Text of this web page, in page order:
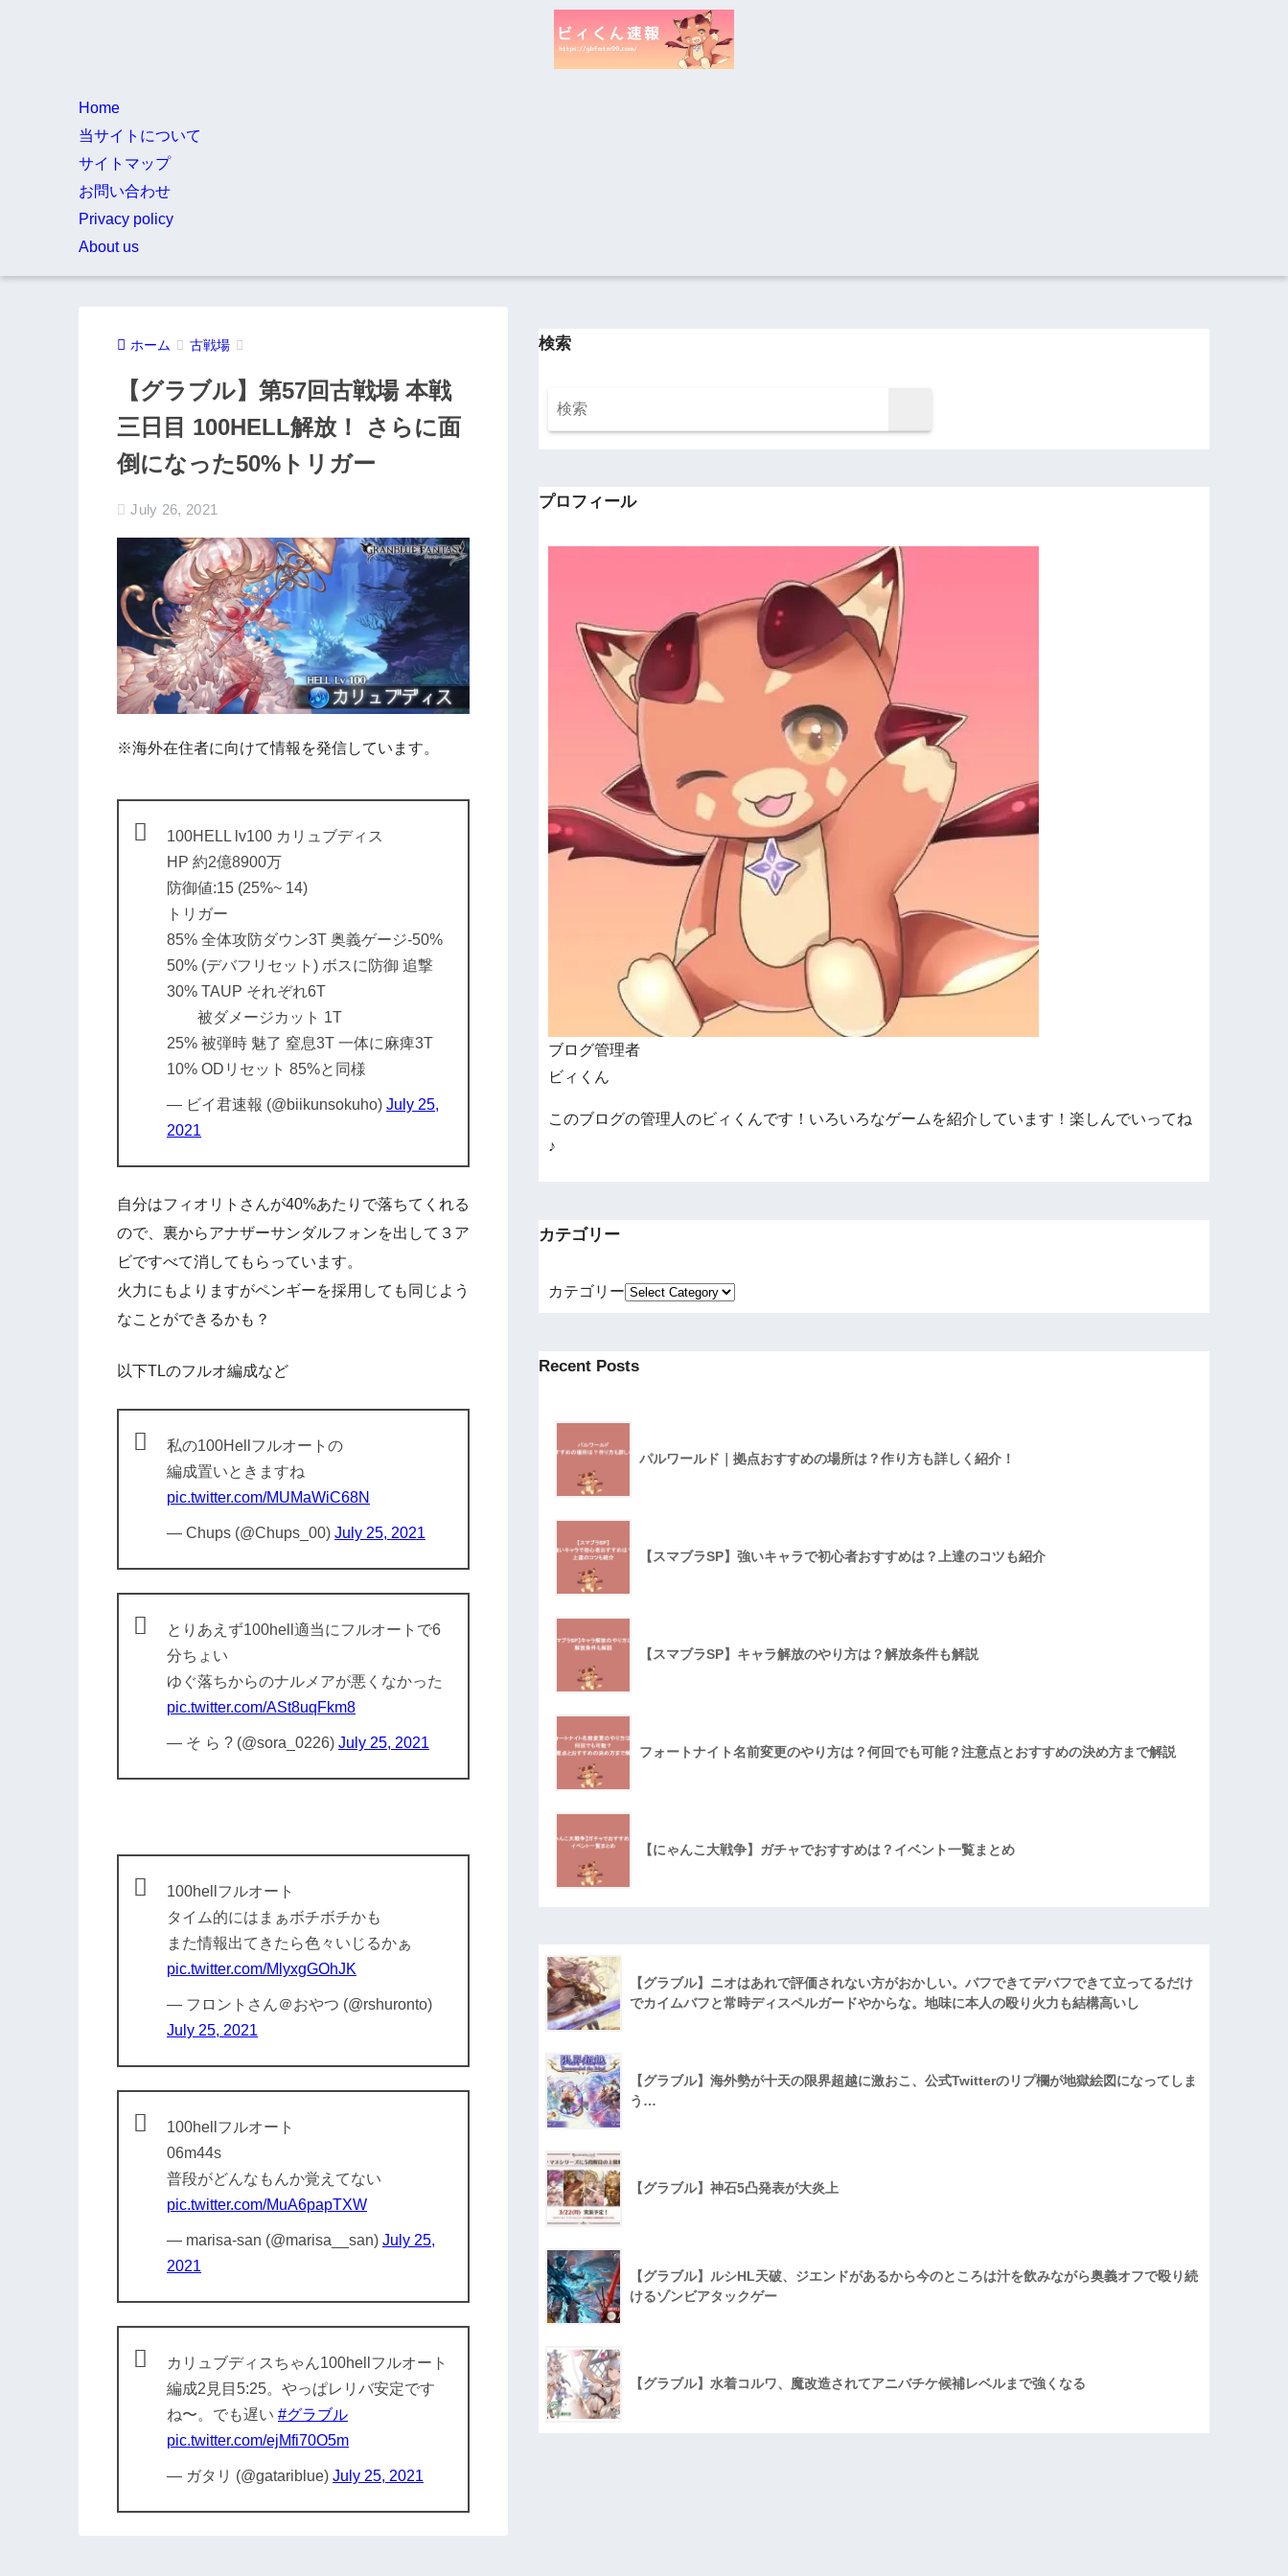
Home
当サイトについて
サイトマップ
お問い合わせ
Privacy policy
About us
ホーム 古戦場
【グラブル】第57回古戦場 本戦
三日目 100HELL解放！ さらに面
倒になった50%トリガー
July 26, 2021
※海外在住者に向けて情報を発信しています。
100HELL lv100 カリュブディス
HP 約2億8900万
防御値:15 (25%~ 14)
トリガー
85% 全体攻防ダウン3T 奥義ゲージ-50%
50% (デバフリセット) ボスに防御 追撃
30% TAUP それぞれ6T
被ダメージカット 1T
25% 被弾時 魅了 窒息3T 一体に麻痺3T
10% ODリセット 85%と同様
— ビイ君速報 (@biikunsokuho) July 25,
2021
自分はフィオリトさんが40%あたりで落ちてくれる
ので、裏からアナザーサンダルフォンを出して３ア
ビですべて消してもらっています。
火力にもよりますがペンギーを採用しても同じよう
なことができるかも？
以下TLのフルオ編成など
私の100Hellフルオートの
編成置いときますね
pic.twitter.com/MUMaWiC68N
— Chups (@Chups_00) July 25, 2021
とりあえず100hell適当にフルオートで6
分ちょい
ゆぐ落ちからのナルメアが悪くなかった
pic.twitter.com/ASt8uqFkm8
— そ ら ? (@sora_0226) July 25, 2021
100hellフルオート
タイム的にはまぁボチボチかも
また情報出てきたら色々いじるかぁ
pic.twitter.com/MlyxgGOhJK
— フロントさん＠おやつ (@rshuronto)
July 25, 2021
100hellフルオート
06m44s
普段がどんなもんか覚えてない
pic.twitter.com/MuA6papTXW
— marisa-san (@marisa__san) July 25,
2021
カリュブディスちゃん100hellフルオート
編成2見目5:25。やっぱレリバ安定です
ね〜。でも遅い #グラブル
pic.twitter.com/ejMfi70O5m
— ガタリ (@gatariblue) July 25, 2021
検索
プロフィール
ブログ管理者
ビィくん
このブログの管理人のビィくんです！いろいろなゲームを紹介しています！楽しんでいってね
♪
カテゴリー
カテゴリー
Recent Posts
パルワールド｜拠点おすすめの場所は？作り方も詳しく紹介！
【スマブラSP】強いキャラで初心者おすすめは？上達のコツも紹介
【スマブラSP】キャラ解放のやり方は？解放条件も解説
フォートナイト名前変更のやり方は？何回でも可能？注意点とおすすめの決め方まで解説
【にゃんこ大戦争】ガチャでおすすめは？イベント一覧まとめ
【グラブル】ニオはあれで評価されない方がおかしい。バフできてデバフできて立ってるだけ
でカイムバフと常時ディスペルガードやからな。地味に本人の殴り火力も結構高いし
【グラブル】海外勢が十天の限界超越に激おこ、公式Twitterのリプ欄が地獄絵図になってしま
う…
【グラブル】神石5凸発表が大炎上
【グラブル】ルシHL天破、ジエンドがあるから今のところは汁を飲みながら奥義オフで殴り続
けるゾンビアタックゲー
【グラブル】水着コルワ、魔改造されてアニバチケ候補レベルまで強くなる